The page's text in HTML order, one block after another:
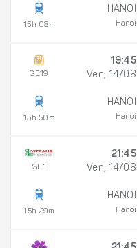
15h 08m
HANOI
Hanoi
SE19
15h 50m
19:45
Ven, 14/08
HANOI
Hanoi
SE1
15h 29m
21:45
Ven, 14/08
HANOI
Hanoi